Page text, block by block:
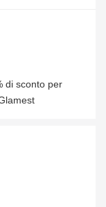
di sconto per